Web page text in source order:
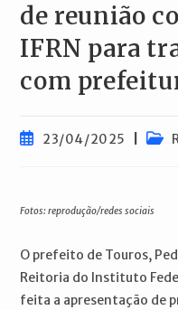
de reunião
IFRN para
com
Post23/04/2025
Fotos: reprodução/redes sociais
O prefeito de Touros,
Reitoria do Instituto
feita a apresentação de